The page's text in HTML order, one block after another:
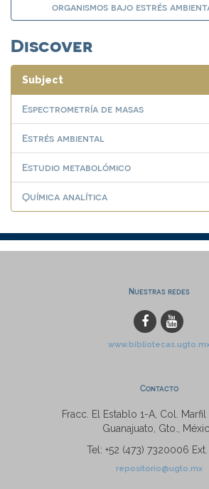
organismos bajo estrés
Discover
Subject
Espectrometría de masas
Estrés ambiental
Estudio metabolómico
Química analítica
Nuestras redes
Contacto
Fracc. El Establo 1-A, Col. Marfil
Guanajuato, Gto.,
Tel: +52 (473) 7320006
repositorio@ugto.mx